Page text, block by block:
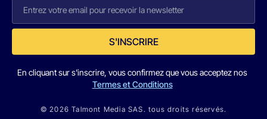
S'INSCRIRE
En cliquant sur s'inscrire, vous confirmez que vous acceptez nos
Termes et Conditions
© 2026 Talmont Media SAS. tous droits réservés.